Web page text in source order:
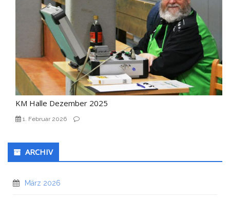
KM Halle Dezember 2025
1. Februar 2026
ARCHIV
März 2026